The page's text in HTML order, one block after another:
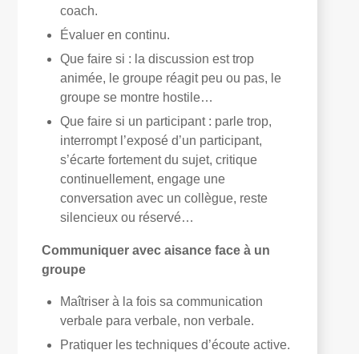
coach.
Évaluer en continu.
Que faire si : la discussion est trop
animée, le groupe réagit peu ou pas, le
groupe se montre hostile…
Que faire si un participant : parle trop,
interrompt l’exposé d’un participant,
s’écarte fortement du sujet, critique
continuellement, engage une
conversation avec un collègue, reste
silencieux ou réservé…
Communiquer avec aisance face à un
groupe
Maîtriser à la fois sa communication
verbale para verbale, non verbale.
Pratiquer les techniques d’écoute active.